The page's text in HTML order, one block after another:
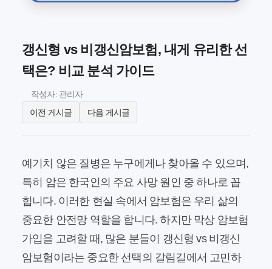
갱신형 vs 비갱신암보험, 내게 유리한 선
택은? 비교 분석 가이드
작성자: 관리자
이전 게시글
다음 게시글
예기치 않은 질병은 누구에게나 찾아올 수 있으며,
특히 암은 한국인의 주요 사망 원인 중 하나로 꼽
힙니다. 이러한 현실 속에서 암보험은 우리 삶의
중요한 안전망 역할을 합니다. 하지만 막상 암보험
가입을 고려할 때, 많은 분들이 갱신형 vs 비갱신
암보험 이라는 중요한 선택의 갈림길에서 고민하